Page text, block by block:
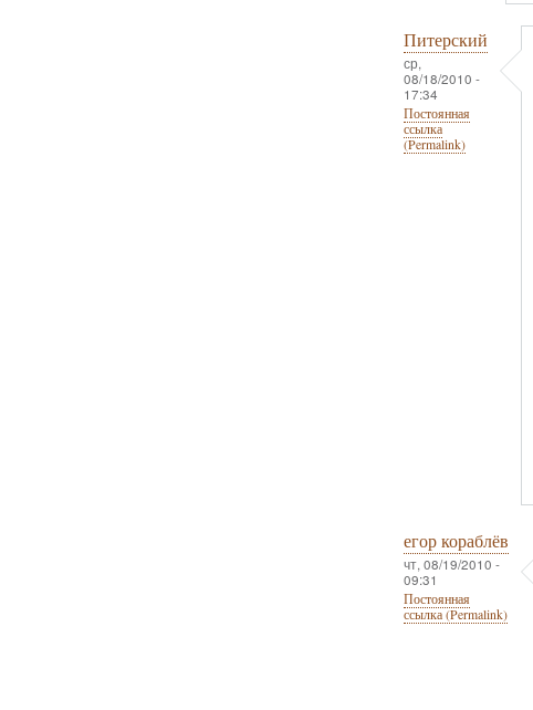
Питерский
ср,
08/18/2010 -
17:34
Постоянная
ссылка
(Permalink)
егор кораблёв
чт, 08/19/2010 -
09:31
Постоянная
ссылка (Permalink)